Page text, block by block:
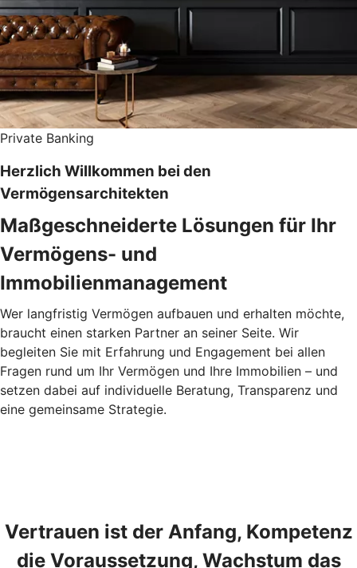
Private Banking
Herzlich Willkommen bei den
Vermögensarchitekten
Maßgeschneiderte Lösungen für Ihr
Vermögens- und
Immobilienmanagement
Wer langfristig Vermögen aufbauen und erhalten möchte,
braucht einen starken Partner an seiner Seite. Wir
begleiten Sie mit Erfahrung und Engagement bei allen
Fragen rund um Ihr Vermögen und Ihre Immobilien – und
setzen dabei auf individuelle Beratung, Transparenz und
eine gemeinsame Strategie.
Vertrauen ist der Anfang, Kompetenz
die Voraussetzung, Wachstum das